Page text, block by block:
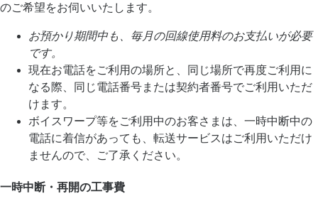
のご希望をお伺いいたします。
お預かり期間中も、毎月の回線使用料のお支払いが必要
です。
現在お電話をご利用の場所と、同じ場所で再度ご利用に
なる際、同じ電話番号または契約者番号でご利用いただ
けます。
ボイスワープ等をご利用中のお客さまは、一時中断中の
電話に着信があっても、転送サービスはご利用いただけ
ませんので、ご了承ください。
一時中断・再開の工事費